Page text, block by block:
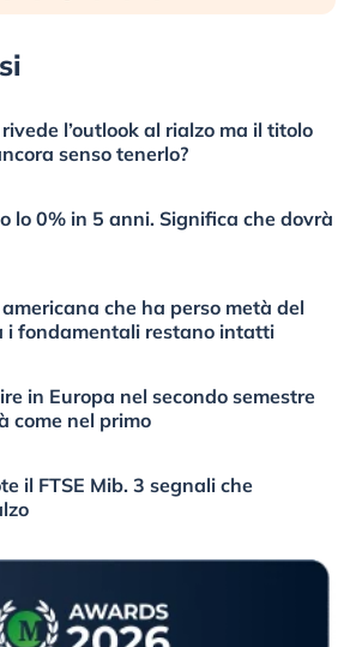
l’outlook al rialzo ma il titolo
senso tenerlo?
lo 0% in 5 anni. Significa che dovrà
americana che ha perso metà del
i fondamentali restano intatti
in Europa nel secondo semestre
come nel primo
il FTSE Mib. 3 segnali che